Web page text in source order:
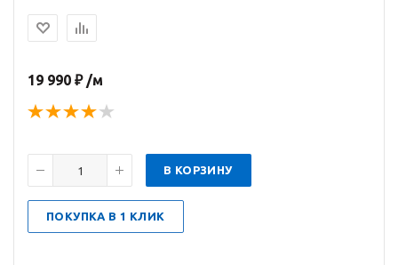
19 990 ₽ /м
В КОРЗИНУ
ПОКУПКА В 1 КЛИК